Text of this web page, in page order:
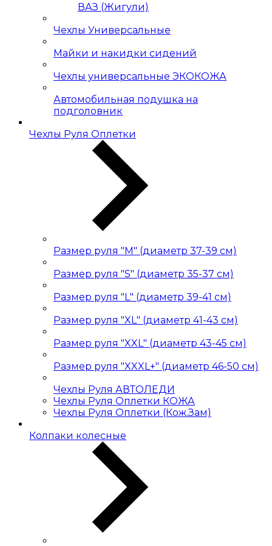
ВАЗ (Жигули)
Чехлы Универсальные
Майки и накидки сидений
Чехлы универсальные ЭКОКОЖА
Автомобильная подушка на
подголовник
Чехлы Руля Оплетки
Размер руля "М" (диаметр 37-39 см)
Размер руля "S" (диаметр 35-37 см)
Размер руля "L" (диаметр 39-41 см)
Размер руля "XL" (диаметр 41-43 см)
Размер руля "XXL" (диаметр 43-45 см)
Размер руля "XXXL+" (диаметр 46-50 см)
Чехлы Руля АВТОЛЕДИ
Чехлы Руля Оплетки КОЖА
Чехлы Руля Оплетки (Кож.Зам)
Колпаки колесные